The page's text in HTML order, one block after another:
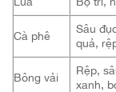
Cà phê
Sâu
quả,
Bông vải
Rệp,
xanh,